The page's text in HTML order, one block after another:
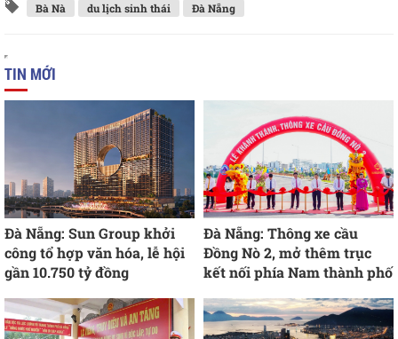
Bà Nà du lịch sinh thái Đà Nẵng
TIN MỚI
Đà Nẵng: Sun Group khởi
công tổ hợp văn hóa, lễ hội
gần 10.750 tỷ đồng
Đà Nẵng: Thông xe cầu
Đồng Nò 2, mở thêm trục
kết nối phía Nam thành phố